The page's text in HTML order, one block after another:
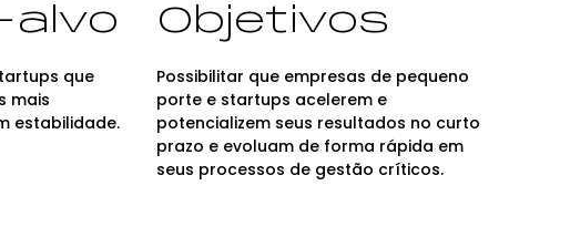
alvo
que
mais
estabilidade.
Objetivos
Possibilitar que empresas de pequeno
porte e startups acelerem e
potencializem seus resultados no curto
prazo e evoluam de forma rápida em
seus processos de gestão críticos.